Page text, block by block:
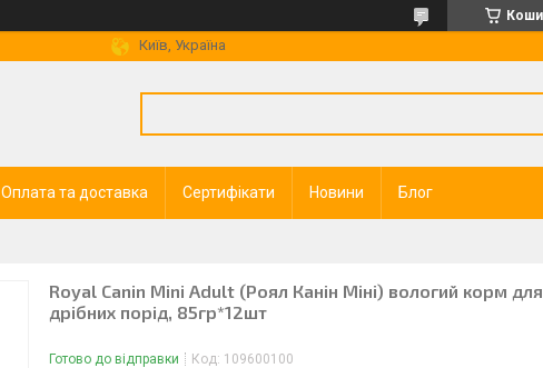
Київ, Україна
Оплата та доставка Сертифікати Новини Блог
Royal Canin Mini Adult (Роял Канін Міні) вологий корм
дрібних порід, 85гр*12шт
Готово до відправки Код: 109600100